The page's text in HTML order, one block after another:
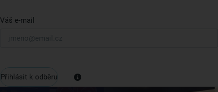
Váš e-mail
Přihlásit k odběru